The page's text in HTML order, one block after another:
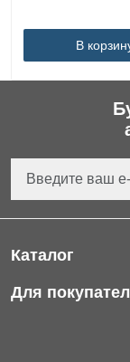
В
Каталог
Фильтры для
Для